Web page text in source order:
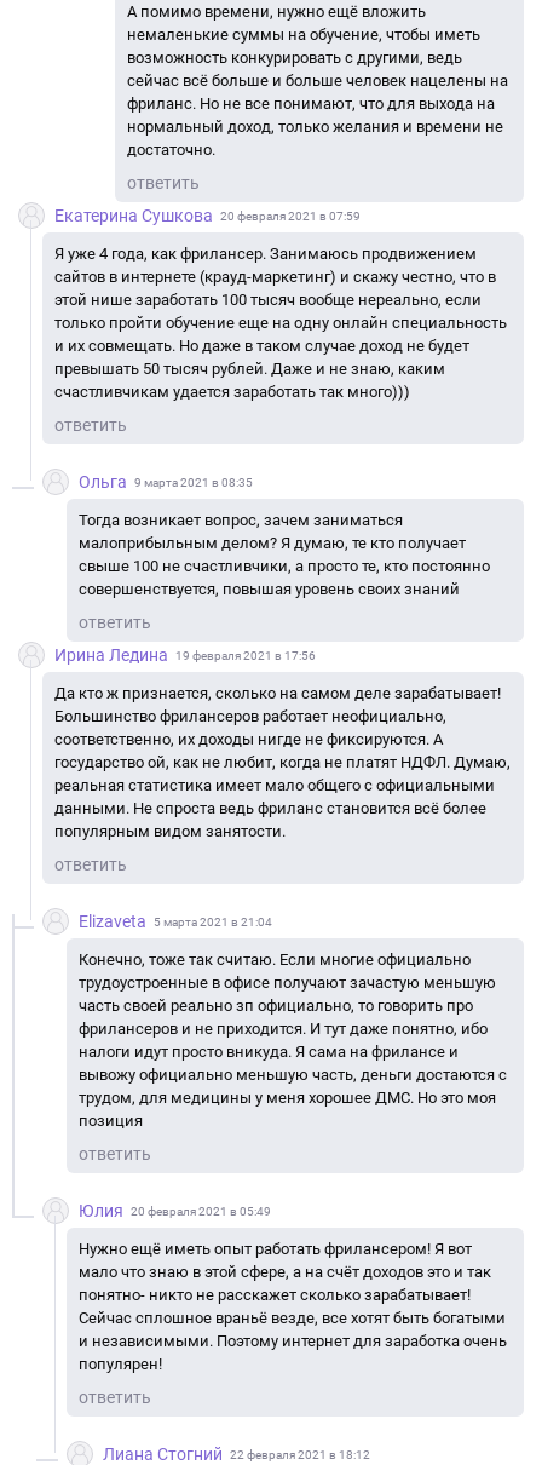
А помимо времени, нужно ещё вложить
немаленькие суммы на обучение, чтобы иметь
возможность конкурировать с другими, ведь
сейчас всё больше и больше человек нацелены на
фриланс. Но не все понимают, что для выхода на
нормальный доход, только желания и времени не
достаточно.
ответить
Екатерина Сушкова
20 февраля 2021 в 07:59
Я уже 4 года, как фрилансер. Занимаюсь продвижением
сайтов в интернете (крауд-маркетинг) и скажу честно, что в
этой нише заработать 100 тысяч вообще нереально, если
только пройти обучение еще на одну онлайн специальность
и их совмещать. Но даже в таком случае доход не будет
превышать 50 тысяч рублей. Даже и не знаю, каким
счастливчикам удается заработать так много)))
ответить
Ольга 9 марта 2021 в 08:35
Тогда возникает вопрос, зачем заниматься
малоприбыльным делом? Я думаю, те кто получает
свыше 100 не счастливчики, а просто те, кто постоянно
совершенствуется, повышая уровень своих знаний
ответить
Ирина Ледина
19 февраля 2021 в 17:56
Да кто ж признается, сколько на самом деле зарабатывает!
Большинство фрилансеров работает неофициально,
соответственно, их доходы нигде не фиксируются. А
государство ой, как не любит, когда не платят НДФЛ. Думаю,
реальная статистика имеет мало общего с официальными
данными. Не спроста ведь фриланс становится всё более
популярным видом занятости.
ответить
Elizaveta 5 марта 2021 в 21:04
Конечно, тоже так считаю. Если многие официально
трудоустроенные в офисе получают зачастую меньшую
часть своей реально зп официально, то говорить про
фрилансеров и не приходится. И тут даже понятно, ибо
налоги идут просто вникуда. Я сама на фрилансе и
вывожу официально меньшую часть, деньги достаются с
трудом, для медицины у меня хорошее ДМС. Но это моя
позиция
ответить
Юлия 20 февраля 2021 в 05:49
Нужно ещё иметь опыт работать фрилансером! Я вот
мало что знаю в этой сфере, а на счёт доходов это и так
понятно- никто не расскажет сколько зарабатывает!
Сейчас сплошное враньё везде, все хотят быть богатыми
и независимыми. Поэтому интернет для заработка очень
популярен!
ответить
Лиана Стогний 22 февраля 2021 в 18:12